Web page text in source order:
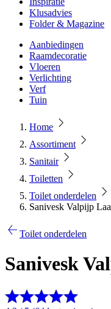
Klusadvies
Folder & Magazine
Aanbiedingen
Raamdecoratie
Vloeren
Verlichting
Verf
Tuin
Home
Assortiment
Sanitair
Toiletten
Toilet onderdelen
Sanivesk Valpijp
Toilet onderdelen
Sanivesk